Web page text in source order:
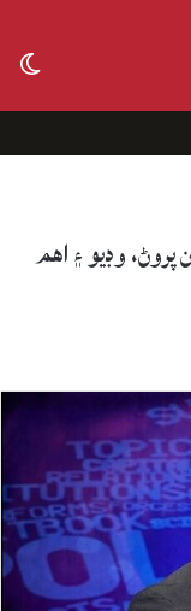
وڊيو ۽ اهم